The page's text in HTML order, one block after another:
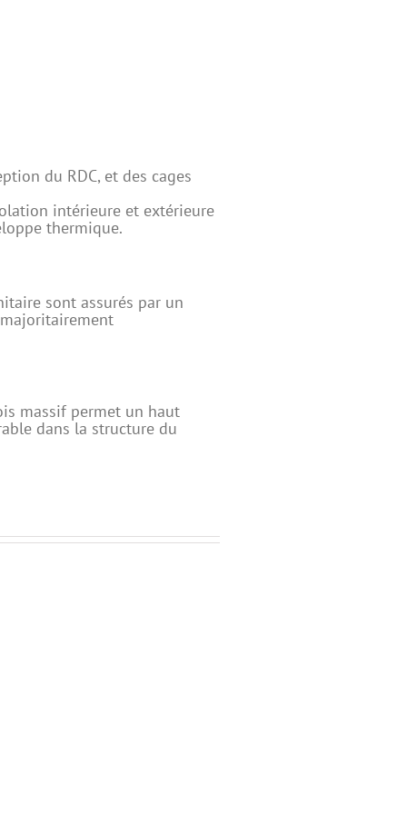
du RDC, et des cages
intérieure et extérieure
thermique.
sont assurés par un
massif permet un haut
dans la structure du